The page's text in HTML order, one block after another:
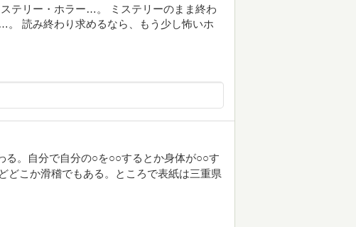
テリー・ホラー…。 ミステリーのまま終わ
読み終わり求めるなら、もう少し怖いホ
る。自分で自分の○を○○するとか身体が○○す
どこか滑稽でもある。ところで表紙は三重県